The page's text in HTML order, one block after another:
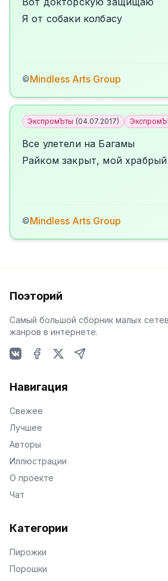
Я от собаки колбасу
©Mindless Arts Group
ЭкспромЪты (04.07.2017)
Все улетели на Багамы
Райком закрыт, мой храбрый
©Mindless Arts Group
Поэторий
Самый большой сборник малых
жанров в интернете.
Навигация
Свежее
Лучшее
Авторы
Иллюстрации
О проекте
Чат
Категории
Пирожки
Порошки